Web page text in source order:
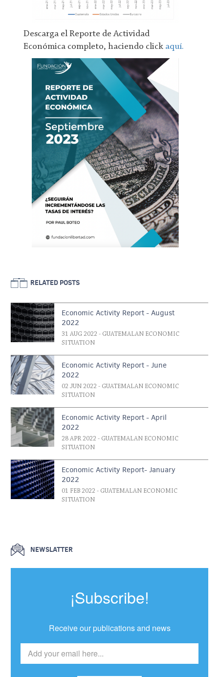
Descarga el Reporte de Actividad
Económica completo, haciendo click aquí.
RELATED POSTS
Economic Activity Report - August
2022
31 AUG 2022 - GUATEMALAN ECONOMIC
SITUATION
Economic Activity Report - June
2022
02 JUN 2022 - GUATEMALAN ECONOMIC
SITUATION
Economic Activity Report - April
2022
28 APR 2022 - GUATEMALAN ECONOMIC
SITUATION
Economic Activity Report- January
2022
01 FEB 2022 - GUATEMALAN ECONOMIC
SITUATION
NEWSLATTER
¡Subscribe!
Receive our publications and news